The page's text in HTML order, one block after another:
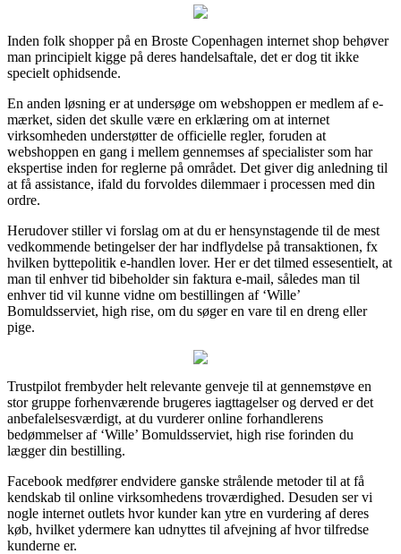
Inden folk shopper på en Broste Copenhagen internet shop behøver
man principielt kigge på deres handelsaftale, det er dog tit ikke
specielt ophidsende.
En anden løsning er at undersøge om webshoppen er medlem af e-
mærket, siden det skulle være en erklæring om at internet
virksomheden understøtter de officielle regler, foruden at
webshoppen en gang i mellem gennemses af specialister som har
ekspertise inden for reglerne på området. Det giver dig anledning til
at få assistance, ifald du forvoldes dilemmaer i processen med din
ordre.
Herudover stiller vi forslag om at du er hensynstagende til de mest
vedkommende betingelser der har indflydelse på transaktionen, fx
hvilken byttepolitik e-handlen lover. Her er det tilmed essesentielt, at
man til enhver tid bibeholder sin faktura e-mail, således man til
enhver tid vil kunne vidne om bestillingen af ‘Wille’
Bomuldsserviet, high rise, om du søger en vare til en dreng eller
pige.
Trustpilot frembyder helt relevante genveje til at gennemstøve en
stor gruppe forhenværende brugeres iagttagelser og derved er det
anbefalelsesværdigt, at du vurderer online forhandlerens
bedømmelser af ‘Wille’ Bomuldsserviet, high rise forinden du
lægger din bestilling.
Facebook medfører endvidere ganske strålende metoder til at få
kendskab til online virksomhedens troværdighed. Desuden ser vi
nogle internet outlets hvor kunder kan ytre en vurdering af deres
køb, hvilket ydermere kan udnyttes til afvejning af hvor tilfredse
kunderne er.